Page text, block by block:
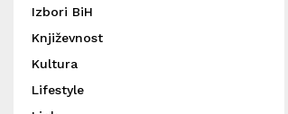
Izbori BiH
Književnost
Kultura
Lifestyle